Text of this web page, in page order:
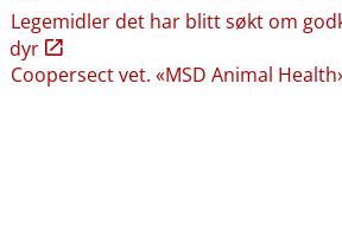
Legemidler det har blitt søkt om
dyr
Coopersect vet. «MSD Animal